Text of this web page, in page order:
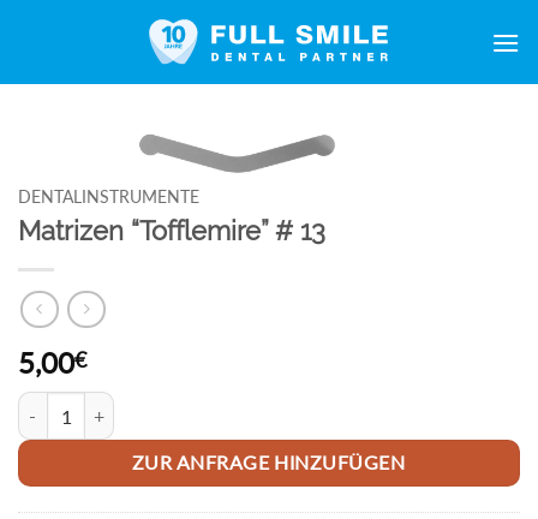
DENTALINSTRUMENTE
Matrizen “Tofflemire” # 13
5,00€
Matrizen "Tofflemire" # 13 Menge
ZUR ANFRAGE HINZUFÜGEN